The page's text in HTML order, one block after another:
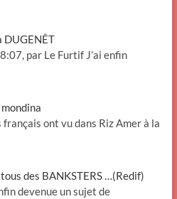
DUGENÊT
par Le Furtif J’ai enfin
mondina
ont vu dans Riz Amer à la
des BANKSTERS …(Redif)
devenue un sujet de